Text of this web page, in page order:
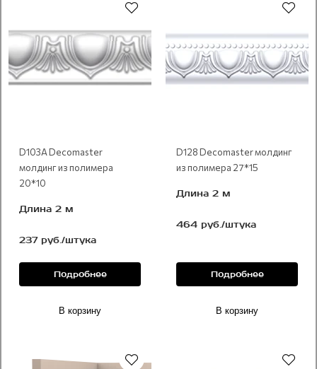
D103A Decomaster
молдинг из полимера
20*10
Длина 2 м
237 руб./штука
Подробнее
В корзину
D128 Decomaster молдинг
из полимера 27*15
Длина 2 м
464 руб./штука
Подробнее
В корзину